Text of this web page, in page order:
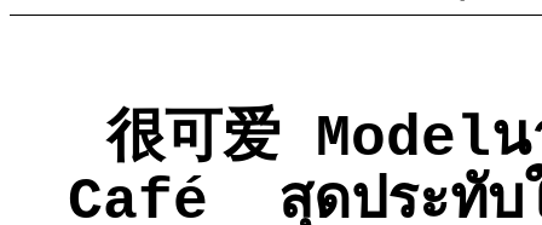
很可爱 Model
Café สุดประทับใ